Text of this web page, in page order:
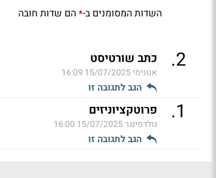
השדות המסומנים ב-*הם שדות חובה
2
. כתב שורטיסט
אנונימי15/07/2025 16:09
הגב לתגובה זו
1
. פרוטקציוניזים
גולדפינגר15/07/2025 16:00
הגב לתגובה זו